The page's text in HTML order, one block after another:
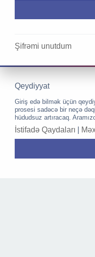
Şifrəmi unutdum
Qeydiyyat
Giriş edə bilmək üçün
prosesi sadəcə bir neçə
hüdudsuz artıracaq.
İstifadə Qaydaları